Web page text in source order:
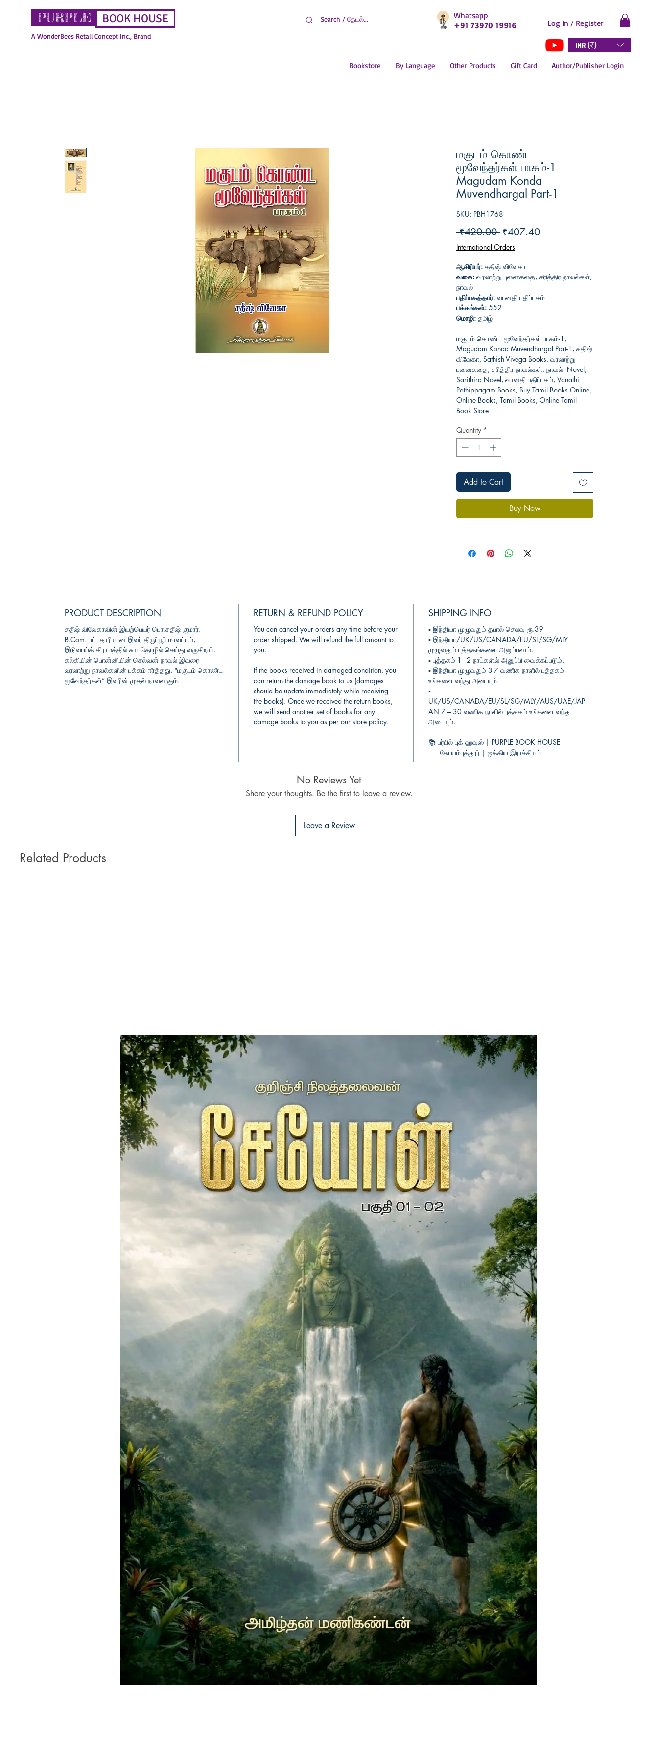
BOOK HOUSE
PURPLE
A WonderBees Retail Concept Inc., Brand
Whatsapp
+91 73970 19916
Log In / Register
INR (₹)
Bookstore By Language Other Products Gift Card Author/Publisher Login
மகுடம் கொண்ட
மூவேந்தர்கள் பாகம்-1
Magudam Konda
Muvendhargal Part-1
SKU: PBH1768
₹420.00 Regular
Price
₹407.40Sale
International Orders
ஆசிரியர்: சதிஷ் விவேகா
வகை: வரலாற்று புனைகதை, சரித்திர நாவல்கள்,
நாவல்
பதிப்பகத்தார்: வானதி பதிப்பகம்
பக்கங்கள்: 552
மொழி: தமிழ்
மகுடம் கொண்ட மூவேந்தர்கள் பாகம்-1,
Magudam Konda Muvendhargal Part-1, சதிஷ்
விவேகா, Sathish Vivega Books, வரலாற்று
புனைகதை, சரித்திர நாவல்கள், நாவல், Novel,
Sarithira Novel, வானதி பதிப்பகம், Vanathi
Pathippagam Books, Buy Tamil Books Online,
Online Books, Tamil Books, Online Tamil
Book Store
Quantity *
Add to Cart
Buy Now
PRODUCT DESCRIPTION
சதீஷ் விவேகாவின் இயற்பெயர் பொ.சதீஷ் குமார்.
B.Com. பட்டதாரியான இவர் திருப்பூர் மாவட்டம்,
இடுவாய்க் கிராமத்தில் சுய தொழில் செய்து வருகிறார்.
கல்கியின் பொன்னியின் செல்வன் நாவல் இவரை
வரலாற்று நாவல்களின் பக்கம் ஈர்த்தது. "மகுடம் கொண்ட
மூவேந்தர்கள்” இவரின் முதல் நாவலாகும்.
RETURN & REFUND POLICY
You can cancel your orders any time before your
order shipped. We will refund the full amount to
you.
If the books received in damaged condition, you
can return the damage book to us (damages
should be update immediately while receiving
the books). Once we received the return books,
we will send another set of books for any
damage books to you as per our store policy.
SHIPPING INFO
▪︎இந்தியா முழுவதும் தபால் செலவு ரூ.39
▪︎இந்தியா/UK/US/CANADA/EU/SL/SG/MLY
முழுவதும் புத்தகங்களை அனுப்பலாம்.
▪︎புத்தகம் 1 - 2 நாட்களில் அனுப்பி வைக்கப்படும்.
▪︎இந்தியா முழுவதும் 3-7 வணிக நாளில் புத்தகம்
உங்களை வந்து அடையும்.
▪︎
UK/US/CANADA/EU/SL/SG/MLY/AUS/UAE/JAP
AN 7 – 30 வணிக நாளில் புத்தகம் உங்களை வந்து
அடையும்.
📚பர்பில் புக் ஹவுஸ் | PURPLE BOOK HOUSE
கோயம்புத்தூர் | ஐக்கிய இராச்சியம்
No Reviews Yet
Share your thoughts. Be the first to leave a review.
Leave a Review
Related Products